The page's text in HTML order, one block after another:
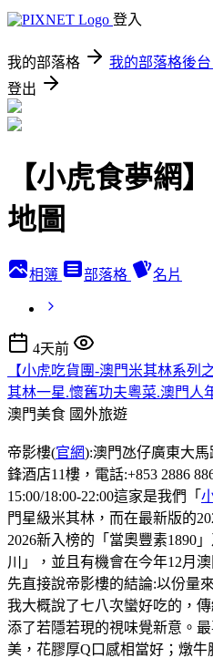
登入
我的部落格 我的部落格後台
登出
【小虎食夢網
地圖
相簿 部落格 名片
4天前
【小虎吃貨團-澳門米其林系列
其林一星.懷舊功夫粵菜.澳門人
澳門美食 國外旅遊
帝影樓(官網):澳門氹仔廣東大馬
鋒酒店11樓，電話:+853 2886
15:00/18:00-22:00這家是我們「
門星級米其林，而在最新版的
2026新入榜的「當奧豐素1890
川」，並且有機會在今年12月
先直接說帝影樓的結論:以份量
我大概說了七八次蠻好吃的，
添了若隱若現的視味覺新意。
美，花膠厚Q口感相當好；燉